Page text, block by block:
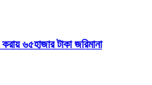
৬৫হাজার টাকা জরিমানা